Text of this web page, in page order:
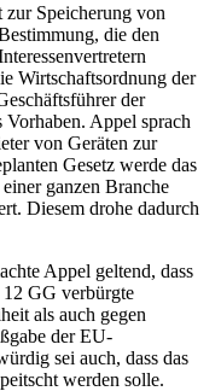
zur Speicherung von
die den
Wirtschaftsordnung der
der
Vorhaben. Appel sprach
von Geräten zur
Gesetz werde das
ganzen Branche
Diesem drohe dadurch
Appel geltend, dass
GG verbürgte
als auch gegen
der EU-
sei auch, dass das
werden solle.